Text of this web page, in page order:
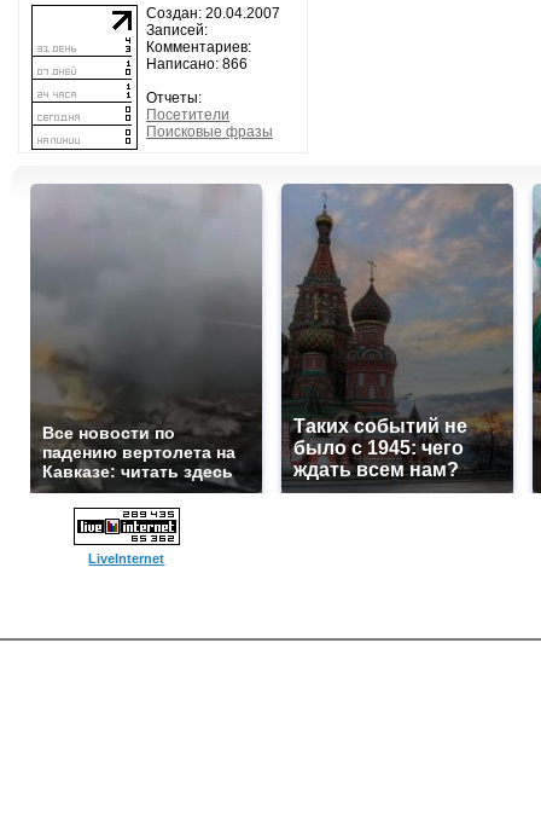
Создан: 20.04.2007
Записей:
Комментариев:
Написано: 866
Отчеты:
Посетители
Поисковые фразы
Все новости по
падению вертолета на
Кавказе: читать здесь
Таких событий не
было с 1945: чего
ждать всем нам?
LiveInternet